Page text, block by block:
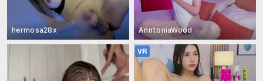
hermosa28x AnntoniaWood